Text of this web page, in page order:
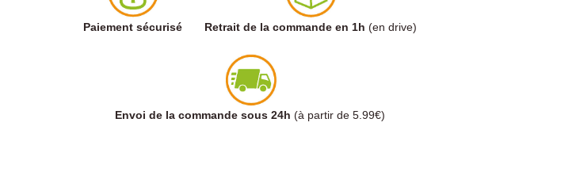
Paiement sécurisé Retrait de la commande en 1h (en drive)
Envoi de la commande sous 24h (à partir de 5.99€)